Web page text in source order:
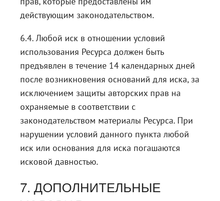
действующим законодательством.
6.4. Любой иск в отношении условий
использования Ресурса должен быть
предъявлен в течение 14 календарных дней
после возникновения оснований для иска, за
исключением защиты авторских прав на
охраняемые в соответствии с
законодательством материалы Ресурса. При
нарушении условий данного пункта любой
иск или основания для иска погашаются
исковой давностью.
7. ДОПОЛНИТЕЛЬНЫЕ